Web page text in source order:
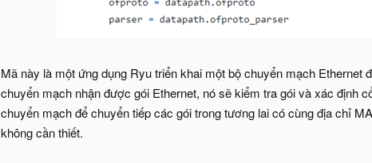
Mã này là một ứng dụng Ryu triển khai một bộ chuyển mạch
chuyển mạch nhận được gói Ethernet, nó sẽ kiểm tra gói và xác định
chuyển mạch để chuyển tiếp các gói trong tương lai có cùng địa chỉ
không cần thiết.